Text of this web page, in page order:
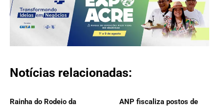
Notícias relacionadas:
Rainha do Rodeio da
ANP fiscaliza postos de